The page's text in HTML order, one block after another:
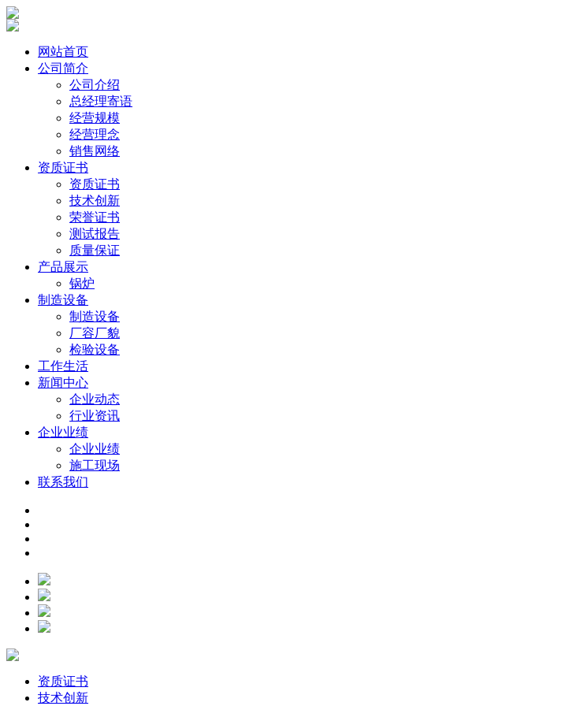
网站首页
公司简介
公司介绍
总经理寄语
经营规模
经营理念
销售网络
资质证书
资质证书
技术创新
荣誉证书
测试报告
质量保证
产品展示
锅炉
制造设备
制造设备
厂容厂貌
检验设备
工作生活
新闻中心
企业动态
行业资讯
企业业绩
企业业绩
施工现场
联系我们
资质证书
技术创新